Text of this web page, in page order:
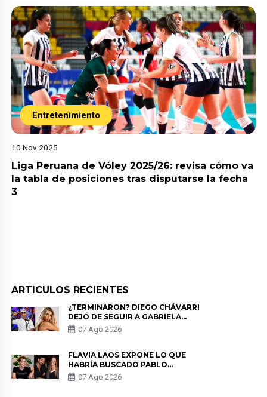
Entretenimiento
10 Nov 2025
Liga Peruana de Vóley 2025/26: revisa cómo va
la tabla de posiciones tras disputarse la fecha
3
ARTICULOS RECIENTES
¿TERMINARON? DIEGO CHÁVARRI
DEJÓ DE SEGUIR A GABRIELA
HERRERA Y ANUNCIA SU SALIDA
DE PÓDCAST
07 Ago 2026
FLAVIA LAOS EXPONE LO QUE
HABRÍA BUSCADO PABLO
HEREDIA CON ALE FULLER: “UNA
DE LAS PARTES QUERÍA EL
07 Ago 2026